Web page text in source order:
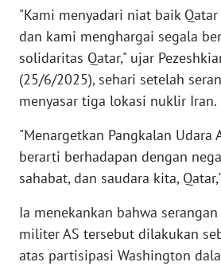
"Kami menyadari niat baik
dan kami menghargai segala
solidaritas Qatar," ujar
(25/6/2025), sehari setelah
menyasar tiga lokasi nuklir Iran.
"Menargetkan Pangkalan Udara
berarti berhadapan dengan
sahabat, dan saudara kita,
Ia menekankan bahwa
militer AS tersebut dilakukan
atas partisipasi Washington
BANTEN
WN
WN
KEPRI
PAPUA